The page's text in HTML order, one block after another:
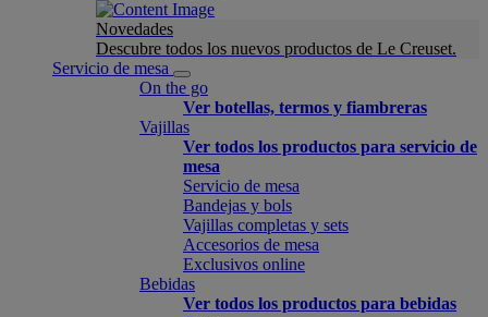
Novedades
Descubre todos los nuevos productos de Le Creuset.
Servicio de mesa
On the go
Ver botellas, termos y fiambreras
Vajillas
Ver todos los productos para servicio de
mesa
Servicio de mesa
Bandejas y bols
Vajillas completas y sets
Accesorios de mesa
Exclusivos online
Bebidas
Ver todos los productos para bebidas